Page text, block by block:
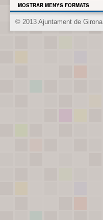
MOSTRAR MENYS FORMATS
© 2013 Ajuntament de Girona